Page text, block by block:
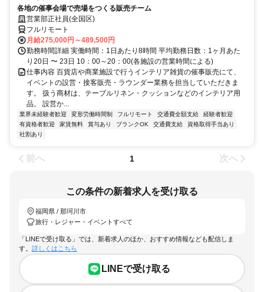
各地の催事会場で売場をつくる販売チーム
営業部正社員(全国区)
フルリモート
月給275,000円～489,500円
勤務時間詳細 実働時間：1日あたり8時間 平均勤務日数：1ヶ月あた
り20日 〜 23日 10：00～20：00(各施設の営業時間による)
仕事内容 百貨店や商業施設で行うインテリア雑貨の催事販売にて、
イベントの設営・接客販売・ラウンダー業務を担当していただきま
す。 扱う商材は、テーブルリネン・クッションなどのインテリア用
品。 設営か...
業界未経験者歓迎 変形労働時間制 フルリモート 交通費全額支給
経験者歓迎
有資格者歓迎
家賃無料 賞与あり ブランクOK 交通費支給
資格取得手当あり
社割あり
前へ 1 次へ
この条件の新着求人を受け取る
福岡県 / 那珂川市
旅行・レジャー・イベントすべて
「LINEで受け取る」では、新着求人のほか、おすすめ情報なども配信しま
す。 詳しくはこちら
LINEで受け取る